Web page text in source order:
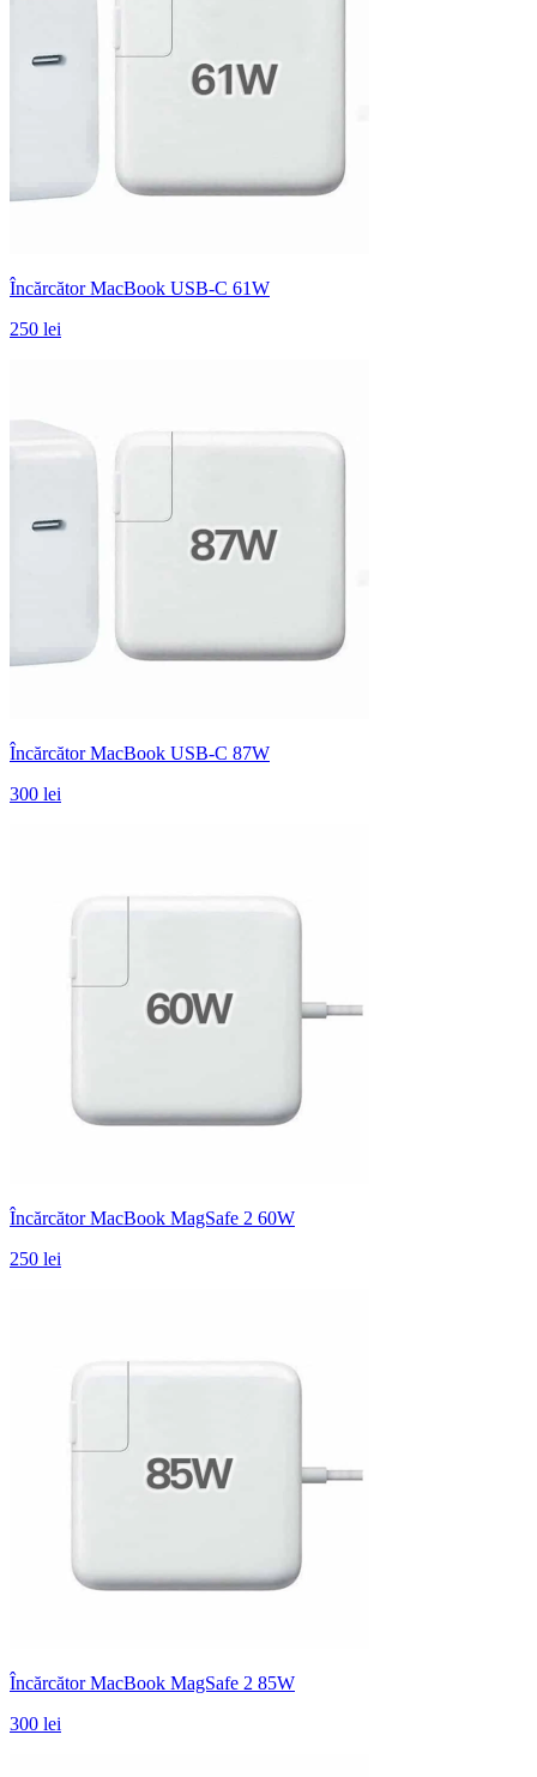
Încărcător MacBook USB-C 61W
250 lei
Încărcător MacBook USB-C 87W
300 lei
Încărcător MacBook MagSafe 2 60W
250 lei
Încărcător MacBook MagSafe 2 85W
300 lei